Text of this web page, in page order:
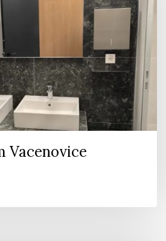
Vacenovice